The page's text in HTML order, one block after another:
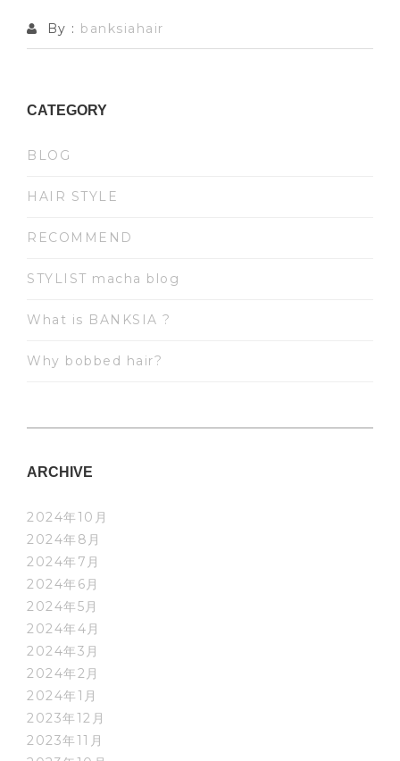
By : banksiahair
CATEGORY
BLOG
HAIR STYLE
RECOMMEND
STYLIST macha blog
What is BANKSIA ?
Why bobbed hair?
ARCHIVE
2024年10月
2024年8月
2024年7月
2024年6月
2024年5月
2024年4月
2024年3月
2024年2月
2024年1月
2023年12月
2023年11月